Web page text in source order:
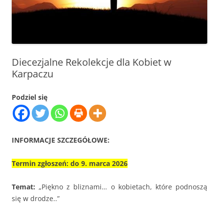
Diecezjalne Rekolekcje dla Kobiet w
Karpaczu
Podziel się
INFORMACJE SZCZEGÓŁOWE:
Termin zgłoszeń: do 9. marca 2026
Temat: „Piękno z bliznami… o kobietach, które podnoszą
się w drodze..”